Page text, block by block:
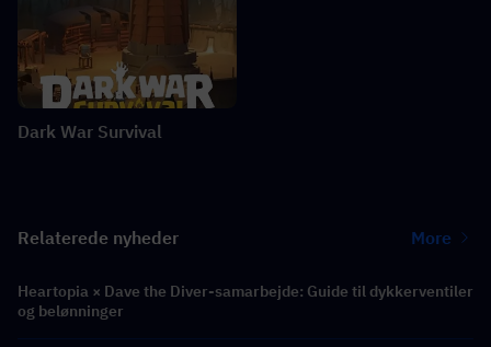
Dark War Survival
Relaterede nyheder More
Heartopia × Dave the Diver-samarbejde: Guide til dykkerventiler
og belønninger